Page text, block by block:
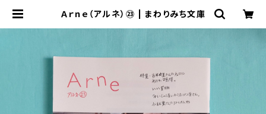
Ａｒｎｅ（アルネ）㉓ | まわりみち文庫